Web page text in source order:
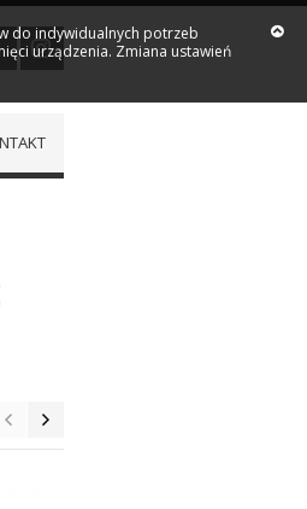
do indywidualnych potrzeb
urządzenia. Zmiana ustawień